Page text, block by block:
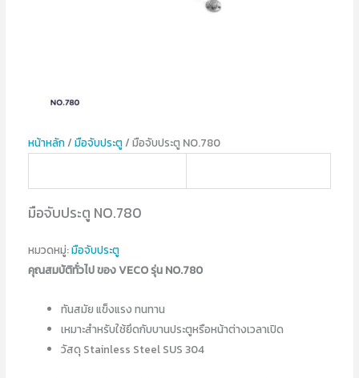
หน้าหลัก/ มือจับประตู/ มือจับประตู NO.780
มือจับประตู NO.780
หมวดหมู่:มือจับประตู
คุณสมบัติทั่วไป ของ VECO รุ่น NO.780
ทันสมัย แข็งแรง ทนทาน
เหมาะสำหรับใช้ยึดกับบานประตูหรือหน้าต่างเวลาเปิด
วัสดุ Stainless Steel SUS 304